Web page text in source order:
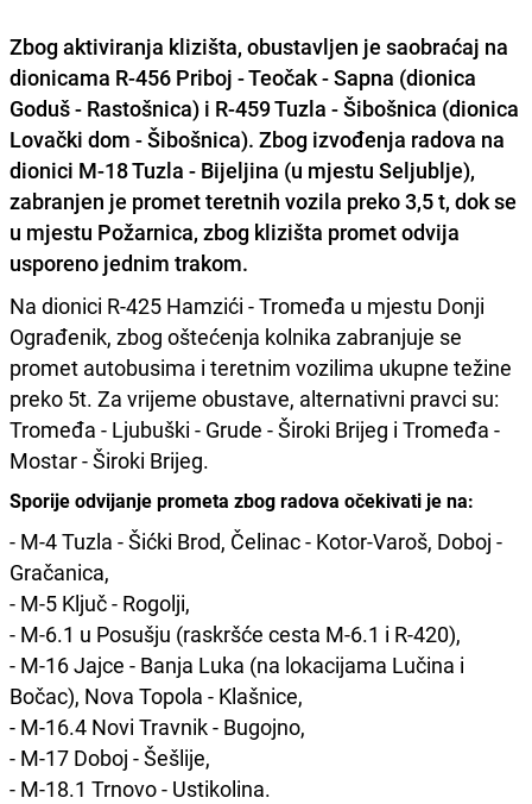
Zbog aktiviranja klizišta, obustavljen je saobraćaj na
dionicama R-456 Priboj - Teočak - Sapna (dionica
Goduš - Rastošnica) i R-459 Tuzla - Šibošnica (dionica
Lovački dom - Šibošnica). Zbog izvođenja radova na
dionici M-18 Tuzla - Bijeljina (u mjestu Seljublje),
zabranjen je promet teretnih vozila preko 3,5 t, dok se
u mjestu Požarnica, zbog klizišta promet odvija
usporeno jednim trakom.
Na dionici R-425 Hamzići - Tromeđa u mjestu Donji
Ograđenik, zbog oštećenja kolnika zabranjuje se
promet autobusima i teretnim vozilima ukupne težine
preko 5t. Za vrijeme obustave, alternativni pravci su:
Tromeđa - Ljubuški - Grude - Široki Brijeg i Tromeđa -
Mostar - Široki Brijeg.
Sporije odvijanje prometa zbog radova očekivati je na:
- M-4 Tuzla - Šićki Brod, Čelinac - Kotor-Varoš, Doboj -
Gračanica,
- M-5 Ključ - Rogolji,
- M-6.1 u Posušju (raskršće cesta M-6.1 i R-420),
- M-16 Jajce - Banja Luka (na lokacijama Lučina i
Bočac), Nova Topola - Klašnice,
- M-16.4 Novi Travnik - Bugojno,
- M-17 Doboj - Šešlije,
- M-18.1 Trnovo - Ustikolina.